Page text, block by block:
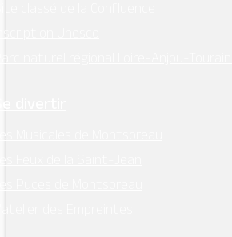
classé de la Confluence
Unesco
naturel régional Loire-Anjou-Touraine
divertir
Musicales de Montsoreau
Feux de la Saint-Jean
Puces de Montsoreau
des Empreintes